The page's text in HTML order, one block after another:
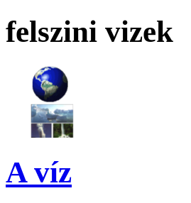
felszini vizek
A víz